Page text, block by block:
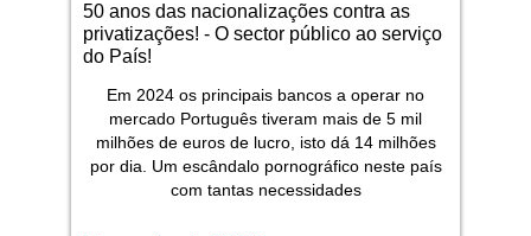
50 anos das nacionalizações contra as
privatizações! - O sector público ao serviço
do País!
Em 2024 os principais bancos a operar no
mercado Português tiveram mais de 5 mil
milhões de euros de lucro, isto dá 14 milhões
por dia. Um escândalo pornográfico neste país
com tantas necessidades